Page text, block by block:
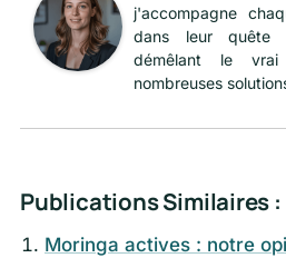
j'accompagne
dans leur quête
démêlant le
nombreuses
Publications Similaires :
Moringa actives : notre